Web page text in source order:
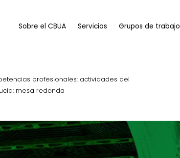
Sobre el CBUA Servicios Grupos de trabajo
profesionales: actividades del
mesa redonda